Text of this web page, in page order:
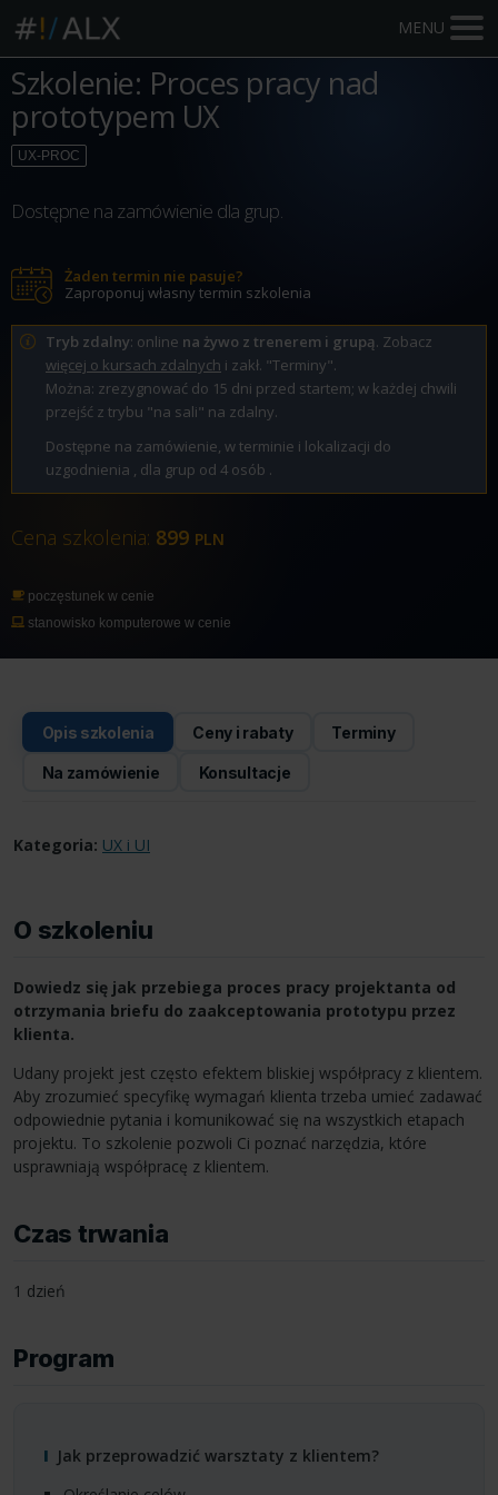
MENU
Szkolenie: Proces pracy nad
prototypem UX
UX-PROC
Dostępne na zamówienie dla grup.
Żaden termin nie pasuje?
Zaproponuj własny termin szkolenia
Tryb zdalny: online na żywo z trenerem i grupą. Zobacz
więcej o kursach zdalnych i zakł. "Terminy".
Można: zrezygnować do 15 dni przed startem; w każdej chwili
przejść z trybu "na sali" na zdalny.
Dostępne na zamówienie, w terminie i lokalizacji do
uzgodnienia , dla grup od 4 osób .
Cena szkolenia: 899 PLN
poczęstunek w cenie
stanowisko komputerowe w cenie
Opis szkolenia Ceny i rabaty Terminy
Na zamówienie Konsultacje
Kategoria: UX i UI
O szkoleniu
Dowiedz się jak przebiega proces pracy projektanta od
otrzymania briefu do zaakceptowania prototypu przez
klienta.
Udany projekt jest często efektem bliskiej współpracy z klientem.
Aby zrozumieć specyfikę wymagań klienta trzeba umieć zadawać
odpowiednie pytania i komunikować się na wszystkich etapach
projektu. To szkolenie pozwoli Ci poznać narzędzia, które
usprawniają współpracę z klientem.
Czas trwania
1 dzień
Program
Jak przeprowadzić warsztaty z klientem?